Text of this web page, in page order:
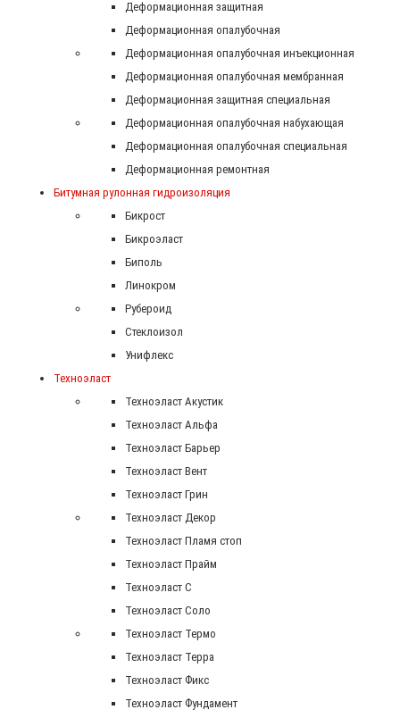
Деформационная защитная
Деформационная опалубочная
Деформационная опалубочная инъекционная
Деформационная опалубочная мембранная
Деформационная защитная специальная
Деформационная опалубочная набухающая
Деформационная опалубочная специальная
Деформационная ремонтная
Битумная рулонная гидроизоляция
Бикрост
Бикроэласт
Биполь
Линокром
Рубероид
Стеклоизол
Унифлекс
Техноэласт
Техноэласт Акустик
Техноэласт Альфа
Техноэласт Барьер
Техноэласт Вент
Техноэласт Грин
Техноэласт Декор
Техноэласт Пламя стоп
Техноэласт Прайм
Техноэласт С
Техноэласт Соло
Техноэласт Термо
Техноэласт Терра
Техноэласт Фикс
Техноэласт Фундамент